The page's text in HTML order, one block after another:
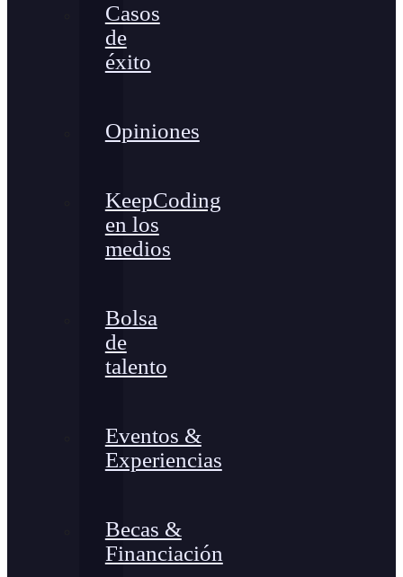
Casos
de
éxito
Opiniones
KeepCoding
en los
medios
Bolsa
de
talento
Eventos &
Experiencias
Becas &
Financiación